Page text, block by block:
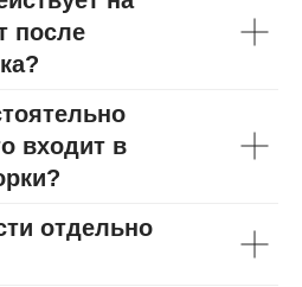
после
входит в
отдельно